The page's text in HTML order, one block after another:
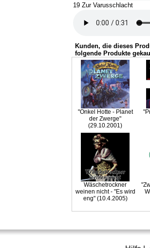
19 Zur Varusschlacht
Kunden, die dieses
folgende Produkte
"Onkel Hotte - Planet
der Zwerge"
(29.10.2001)
Wäschetrockner
weinen nicht - "Es wird
eng" (10.4.2005)